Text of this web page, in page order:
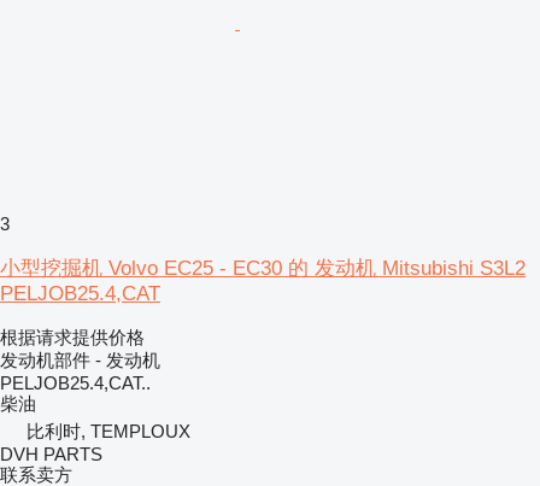
3
小型挖掘机 Volvo EC25 - EC30 的 发动机 Mitsubishi S3L2
PELJOB25.4,CAT
根据请求提供价格
发动机部件 - 发动机
PELJOB25.4,CAT..
柴油
比利时, TEMPLOUX
DVH PARTS
联系卖方